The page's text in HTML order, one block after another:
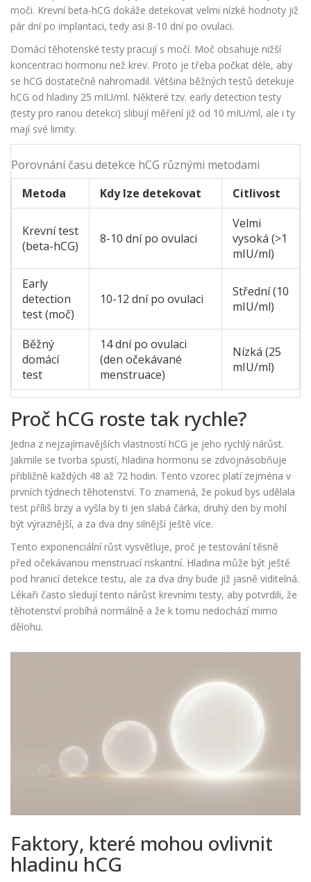
moči. Krevní beta-hCG dokáže detekovat velmi nízké hodnoty již
pár dní po implantaci, tedy asi 8-10 dní po ovulaci.
Domácí těhotenské testy pracují s močí. Moč obsahuje nižší
koncentraci hormonu než krev. Proto je třeba počkat déle, aby
se hCG dostatečně nahromadil. Většina běžných testů detekuje
hCG od hladiny 25 mIU/ml. Některé tzv. early detection testy
(testy pro ranou detekci) slibují měření již od 10 mIU/ml, ale i ty
mají své limity.
Porovnání času detekce hCG různými metodami
Metoda
Kdy lze detekovat Citlivost
Krevní test
(beta-hCG)
8-10 dní po ovulaci
Velmi
vysoká (>1
mIU/ml)
Early
detection
test (moč)
10-12 dní po ovulaci
Střední (10
mIU/ml)
Běžný
domácí
test
14 dní po ovulaci
(den očekávané
menstruace)
Nízká (25
mIU/ml)
Proč hCG roste tak rychle?
Jedna z nejzajímavějších vlastností hCG je jeho rychlý nárůst.
Jakmile se tvorba spustí, hladina hormonu se zdvojnásobňuje
přibližně každých 48 až 72 hodin. Tento vzorec platí zejména v
prvních týdnech těhotenství. To znamená, že pokud bys udělala
test příliš brzy a vyšla by ti jen slabá čárka, druhý den by mohl
být výraznější, a za dva dny silnější ještě více.
Tento exponenciální růst vysvětluje, proč je testování těsně
před očekávanou menstruací riskantní. Hladina může být ještě
pod hranicí detekce testu, ale za dva dny bude již jasně viditelná.
Lékaři často sledují tento nárůst krevními testy, aby potvrdili, že
těhotenství probíhá normálně a že k tomu nedochází mimo
dělohu.
Faktory, které mohou ovlivnit
hladinu hCG